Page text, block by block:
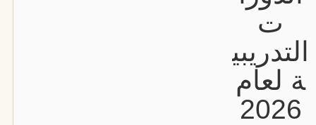
ت
التدريبي
ة لعام
2026